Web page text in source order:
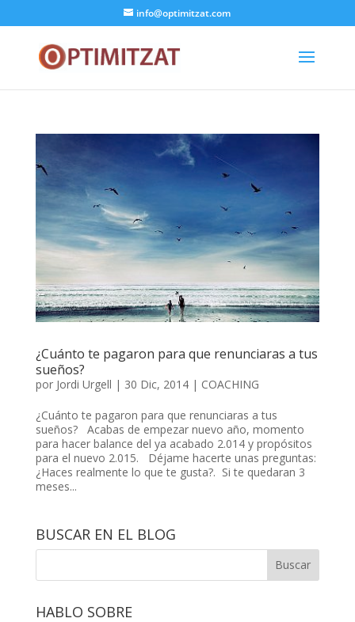
info@optimitzat.com
¿Cuánto te pagaron para que renunciaras a tus
sueños?
por Jordi Urgell | 30 Dic, 2014| COACHING
¿Cuánto te pagaron para que renunciaras a tus
sueños? Acabas de empezar nuevo año, momento
para hacer balance del ya acabado 2.014 y propósitos
para el nuevo 2.015. Déjame hacerte unas preguntas:
¿Haces realmente lo que te gusta?. Si te quedaran 3
meses...
BUSCAR EN EL BLOG
HABLO SOBRE